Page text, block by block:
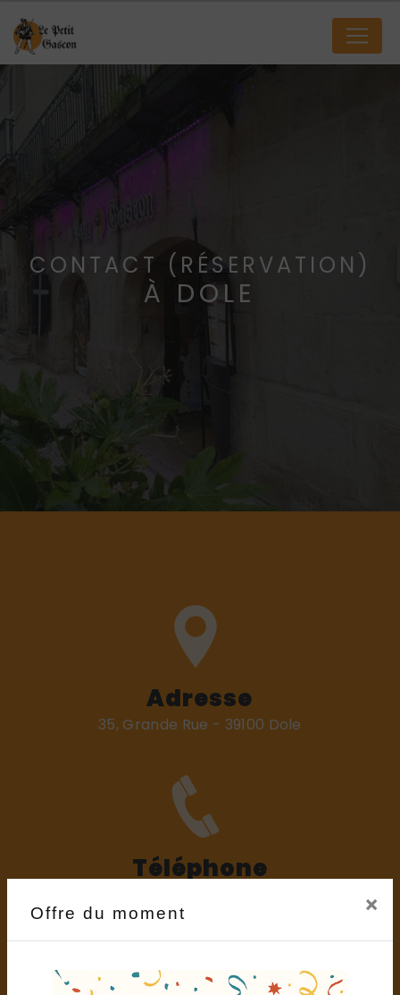
Offre du moment ×
CONTACT (RÉSERVATION)
À DOLE
Adresse
35, Grande Rue - 39100 Dole
Téléphone